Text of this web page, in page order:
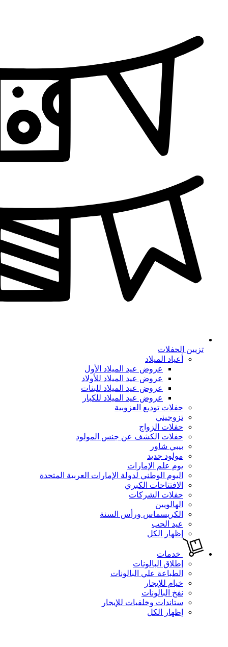
تزيين الحفلات
أعياد الميلاد
عروض عيد الميلاد الأول
عروض عيد الميلاد للأولاد
عروض عيد الميلاد للبنات
عروض عيد الميلاد للكبار
حفلات توديع العزوبية
تزوجيني
حفلات الزواج
حفلات الكشف عن جنس المولود
بيبي شاور
مولود جديد
يوم علم الإمارات
اليوم الوطني لدولة الإمارات العربية المتحدة
الافتتاحات الكبري
حفلات الشركات
الهالويين
الكريسماس ورأس السنة
عيد الحب
إظهار الكل
خدمات
إطلاق البالونات
الطباعة علي البالونات
خيام للإيجار
نفخ البالونات
ستاندات وخلفيات للإيجار
إظهار الكل